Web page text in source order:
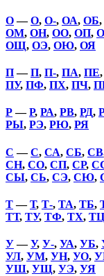
О—О, О-, ОА, ОБ,
ОМ, ОН, ОО, ОП,
ОЩ, ОЭ, ОЮ, ОЯ
П—П, П-, ПА, ПЕ,
ПУ, ПФ, ПХ, ПЧ,
Р—Р, РА, РВ, РД,
РЫ, РЭ, РЮ, РЯ
С —С, СА, СБ, СВ
СН, СО, СП, СР,
СЫ, СЬ, СЭ, СЮ,
Т—Т, Т-, ТА, ТБ,
ТТ, ТУ, ТФ, ТХ, ТЦ
У—У, У-, УА, УБ,
УЛ, УМ, УН, УО,
УШ, УЩ, УЭ, УЯ